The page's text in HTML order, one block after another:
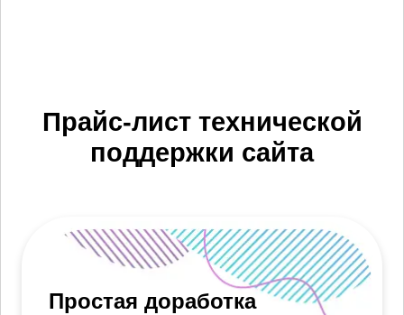
Прайс-лист технической
поддержки сайта
Простая доработка